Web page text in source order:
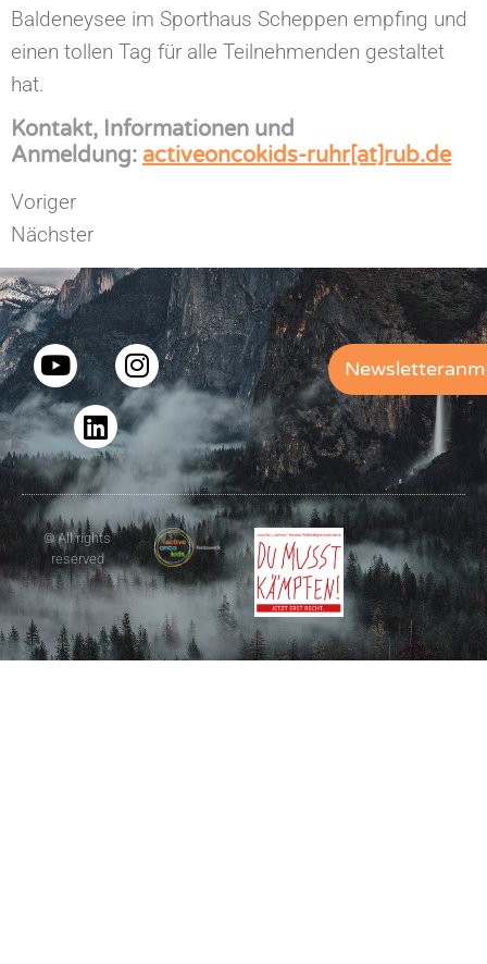
Baldeneysee im Sporthaus Scheppen empfing und
einen tollen Tag für alle Teilnehmenden gestaltet
hat.
Kontakt, Informationen und
Anmeldung: activeoncokids-ruhr[at]rub.de
Voriger
Nächster
© All rights
reserved